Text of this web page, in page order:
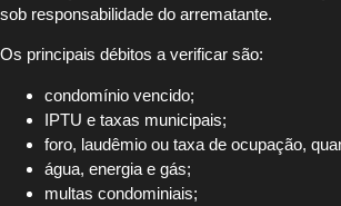
sob responsabilidade do arrematante.
Os principais débitos a verificar são:
condomínio vencido;
IPTU e taxas municipais;
foro, laudêmio ou taxa de ocupação,
água, energia e gás;
multas condominiais;